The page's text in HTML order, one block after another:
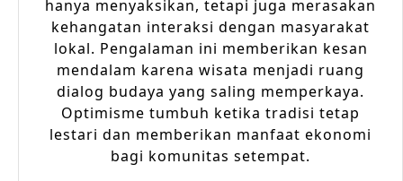
hanya menyaksikan, tetapi juga merasakan
kehangatan interaksi dengan masyarakat
lokal. Pengalaman ini memberikan kesan
mendalam karena wisata menjadi ruang
dialog budaya yang saling memperkaya.
Optimisme tumbuh ketika tradisi tetap
lestari dan memberikan manfaat ekonomi
bagi komunitas setempat.